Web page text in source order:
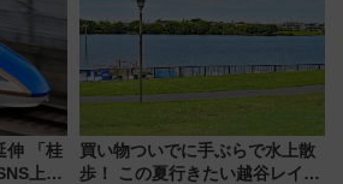
うかも 参加方法やスケジュール
をご紹介
伸 「桂
上の
買い物ついでに手ぶらで水上散
歩！ この夏行きたい越谷レイク